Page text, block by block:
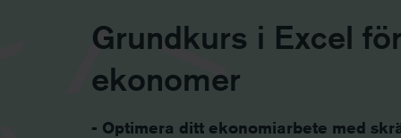
Grundkurs i Excel för
ekonomer
- Optimera ditt ekonomiarbete med